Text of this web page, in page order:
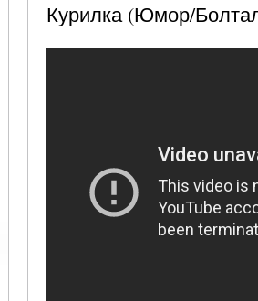
Курилка (Юмор/